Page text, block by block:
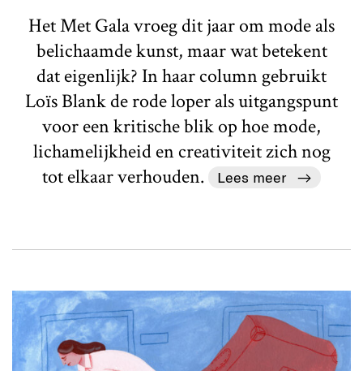
Het Met Gala vroeg dit jaar om mode als
belichaamde kunst, maar wat betekent
dat eigenlijk? In haar column gebruikt
Loïs Blank de rode loper als uitgangspunt
voor een kritische blik op hoe mode,
lichamelijkheid en creativiteit zich nog
tot elkaar verhouden.
Lees meer